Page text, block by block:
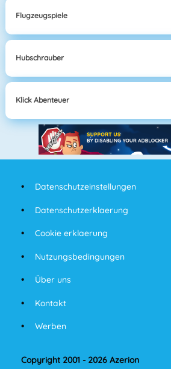
Flugzeugspiele
Hubschrauber
Klick Abenteuer
Datenschutzeinstellungen
Datenschutzerklaerung
Cookie erklaerung
Nutzungsbedingungen
Über uns
Kontakt
Werben
Copyright 2001 - 2026 Azerion